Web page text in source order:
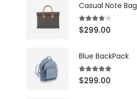
Casual Note Bag
4.00out of 5
$299.00
Blue BackPack
5.00out of 5
$299.00